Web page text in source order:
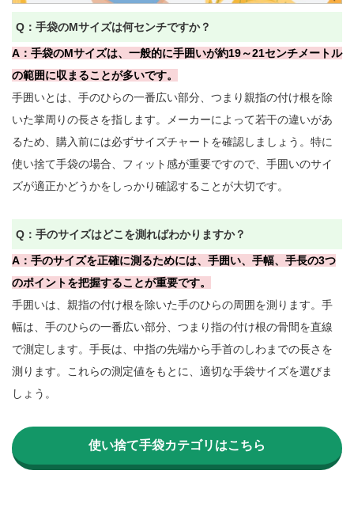
Q：手袋のMサイズは何センチですか？
A：手袋のMサイズは、一般的に手囲いが約19～21センチメートル
の範囲に収まることが多いです。
手囲いとは、手のひらの一番広い部分、つまり親指の付け根を除
いた掌周りの長さを指します。メーカーによって若干の違いがあ
るため、購入前には必ずサイズチャートを確認しましょう。特に
使い捨て手袋の場合、フィット感が重要ですので、手囲いのサイ
ズが適正かどうかをしっかり確認することが大切です。
Q：手のサイズはどこを測ればわかりますか？
A：手のサイズを正確に測るためには、手囲い、手幅、手長の3つ
のポイントを把握することが重要です。
手囲いは、親指の付け根を除いた手のひらの周囲を測ります。手
幅は、手のひらの一番広い部分、つまり指の付け根の骨間を直線
で測定します。手長は、中指の先端から手首のしわまでの長さを
測ります。これらの測定値をもとに、適切な手袋サイズを選びま
しょう。
使い捨て手袋カテゴリはこちら